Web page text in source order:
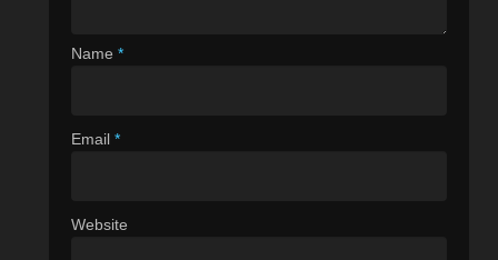
Name *
Email *
Website